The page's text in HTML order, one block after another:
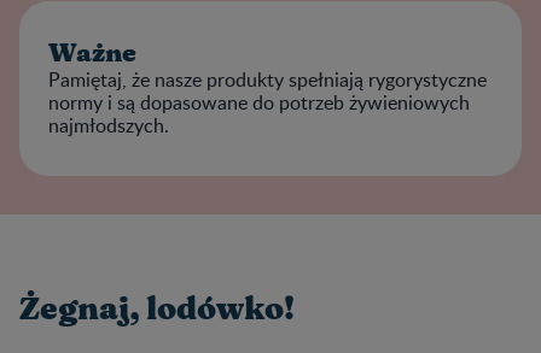
Ważne
Pamiętaj, że nasze produkty spełniają rygorystyczne
normy i są dopasowane do potrzeb żywieniowych
najmłodszych.
Żegnaj, lodówko!